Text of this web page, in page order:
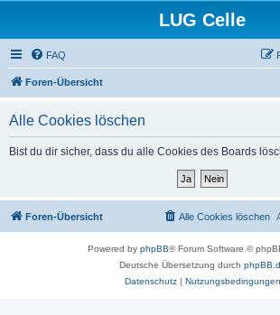
LUG Celle
FAQ
Foren-Übersicht
Alle Cookies löschen
Bist du dir sicher, dass du alle Cookies des Boards
Foren-Übersicht Alle Cookies löschen
Powered by phpBB® Forum Software ©
Deutsche Übersetzung durch
Datenschutz| Nutzungsbedingungen